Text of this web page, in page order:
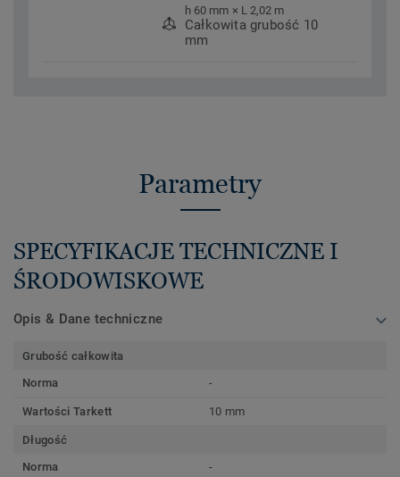
h 60 mm × L 2,02 m
Całkowita grubość 10
mm
Parametry
SPECYFIKACJE TECHNICZNE I
ŚRODOWISKOWE
Opis & Dane techniczne
Grubość całkowita
Norma
-
Wartości Tarkett 10 mm
Długość
Norma
-